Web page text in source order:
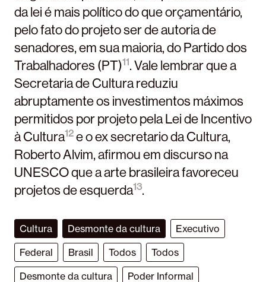
da lei é mais político do que orçamentário,
pelo fato do projeto ser de autoria de
senadores, em sua maioria, do Partido dos
Trabalhadores (PT)11. Vale lembrar que a
Secretaria de Cultura reduziu
abruptamente os investimentos máximos
permitidos por projeto pela Lei de Incentivo
à Cultura12 e o ex secretario da Cultura,
Roberto Alvim, afirmou em discurso na
UNESCO que a arte brasileira favoreceu
projetos de esquerda13.
Cultura Desmonte da cultura
Executivo
Federal
Brasil Todos
Todos
Desmonte da cultura
Poder Informal